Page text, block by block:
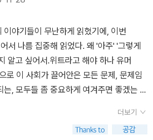
핏 사물을 기억하고 추억하려는 아름다운
온갖 소리로 가득한 지구를 살피고자 하는
지구에 거미줄을 친 거라고 우리를 안내한
김초엽의 상상과 탐구는 먼 미래 데이터
의 실존에 대해 질문하는 「달고 미지근한
설이 아닌 현실 속 AI로 통하는 세계에서
인간의 존엄과 가치는 다른 방식으로 존재
다는 감각에서 출발해야 한다는 것. 이 세
.그런 딸에게 또 걱정이 되어서야 너는 다
아 이러고 간다. 요즘 젊은 세대에게 어느
작가의 표현대로라면 쉽게 승인되어 거대
인 듯하다. 누구에게나 자신이 아닌 다른
마음은 있다. 내 세대에게 그것은 화장과
다면 요즘은 성형과 문신이 그 자리를 차지
받지 못하는 욕망이다. 성전환은 여전히 승
망이고, 온 몸을 덮은 문신도 마찬가지다.
않지만, 그럴 수도 있겠단 생각, 이렇게
신의 삶을 생각하는 시간을 갖는 것. 소설
엽 소설집을 읽으면서 낯섬, 다름, 그러면
닌 내 삶에 그러한 낯섬을 끌어오고 싶어하
다. (누군지 기억은 안 나지만 관광과 여행
다. 관광은 보고 지나침, 여행은 내 삶에 끌
작동하기 위해서 '나'를 인식해야 하듯이,
내 삶, 내 사고방식을 생각했다고나 할까.
턴을 가지고 진동하는 진동새들과 그 새
헤엄치다가 자신의 고향인 울산의 태화
래들의 울음소리를 따라 할 수 있는 돌고래
사람의 개입없이 스스로 움직일 수 없는 사
을 수집하며 그 것을 직접 들어보지 못한 것
소란)의 현장 녹음가인 서해겸 씨와 이전
것을 알게 된 벌들에게 매력을 느끼고 양봉
을 채집하던 (달고 미지근한 슬픔)의 백단
이야기들이 무난하게 읽혔기에, 이번
서 나름 집중해 읽었다. 왜 '아주' '그렇게
알고 싶어서.위트라고 해야 하나 유머
로 이 사회가 끌어안은 모든 문제, 문제임
, 모두들 좀 중요하게 여겨주면 좋겠는 일
적인 사회화는 힘에 부치는 느낌을 주는 캐
들 내향인 같달까?'본질'에 대한 깊고 어
더보기